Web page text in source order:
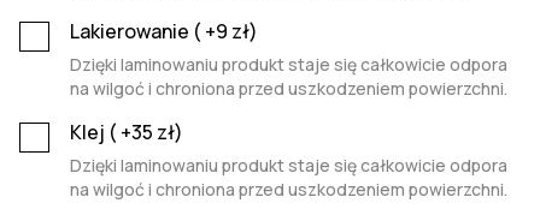
Lakierowanie ( +9 zł)
Dzięki laminowaniu produkt staje się całkowicie odpora
na wilgoć i chroniona przed uszkodzeniem powierzchni.
Klej ( +35 zł)
Dzięki laminowaniu produkt staje się całkowicie odpora
na wilgoć i chroniona przed uszkodzeniem powierzchni.